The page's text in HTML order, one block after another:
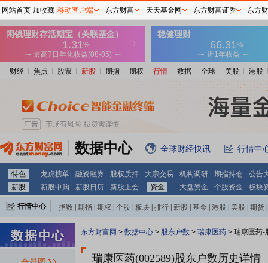
财经 焦点 股票 新股 期指 期权 行情 数据 全球 美股 港股
数据中心 全球财经快讯 行情中
特色 龙虎榜单 融资融券 股权质押 大宗交易 机构调研 期指持仓
公告
新股
新股申购 新股日历 新股上会 资金 大盘资金 个股资金 板块
行情中心 指数 期指 期权 个股 板块 排行 新股 基金 港股 美股 期货
东方财富网 > 数据中心 > 股东户数 > 瑞康医药 > 瑞康医药-
瑞康医药(002589)股东户数历史详情
网站首页 加收藏 移动客户端 东方财富 天天基金网 东方财富证券 东方